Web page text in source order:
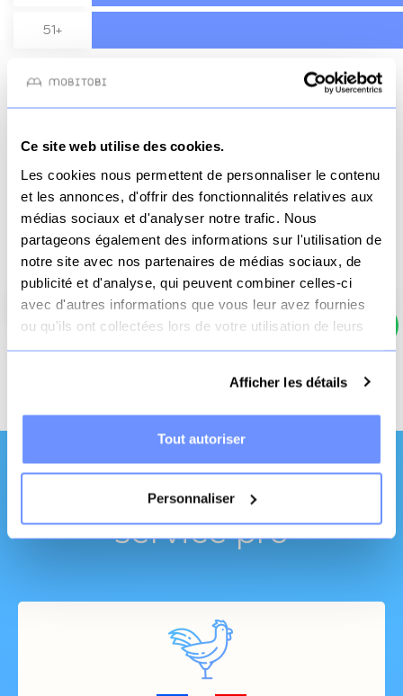
Ce site web utilise des cookies.
Les cookies nous permettent de personnaliser le contenu
et les annonces, d'offrir des fonctionnalités relatives aux
médias sociaux et d'analyser notre trafic. Nous
partageons également des informations sur l'utilisation de
notre site avec nos partenaires de médias sociaux, de
publicité et d'analyse, qui peuvent combiner celles-ci
avec d'autres informations que vous leur avez fournies
ou qu'ils ont collectées lors de votre utilisation de leurs
services.
Afficher les détails
Tout autoriser
Personnaliser
51+
Besoin d'aide ? Contactez-nous sur WhatsApp !
Nombre d’unité
Total HT
Total TVA 199.83 €
Total TTC 1199 €
Ajouter au panier
sécurisé possible
Une qualité et un
service pro